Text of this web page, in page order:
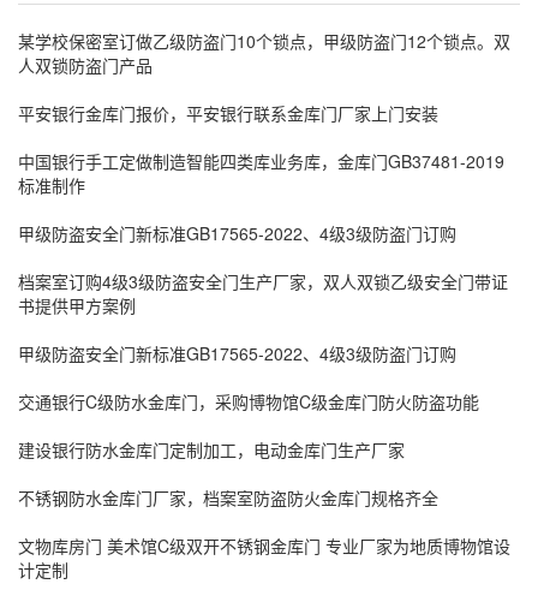
某学校保密室订做乙级防盗门10个锁点，甲级防盗门12个锁点。双
人双锁防盗门产品
平安银行金库门报价，平安银行联系金库门厂家上门安装
中国银行手工定做制造智能四类库业务库，金库门GB37481-2019
标准制作
甲级防盗安全门新标准GB17565-2022、4级3级防盗门订购
档案室订购4级3级防盗安全门生产厂家，双人双锁乙级安全门带证
书提供甲方案例
甲级防盗安全门新标准GB17565-2022、4级3级防盗门订购
交通银行C级防水金库门，采购博物馆C级金库门防火防盗功能
建设银行防水金库门定制加工，电动金库门生产厂家
不锈钢防水金库门厂家，档案室防盗防火金库门规格齐全
文物库房门 美术馆C级双开不锈钢金库门 专业厂家为地质博物馆设
计定制